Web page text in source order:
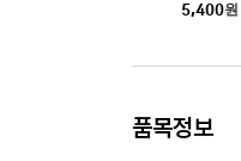
5,400원
품목정보